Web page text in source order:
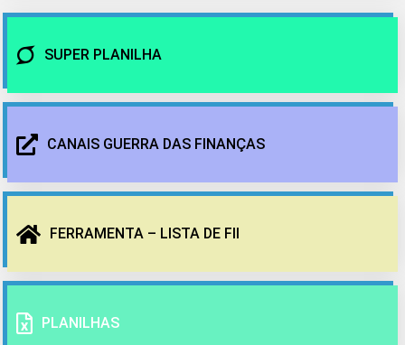
SUPER PLANILHA
CANAIS GUERRA DAS FINANÇAS
FERRAMENTA – LISTA DE FII
PLANILHAS